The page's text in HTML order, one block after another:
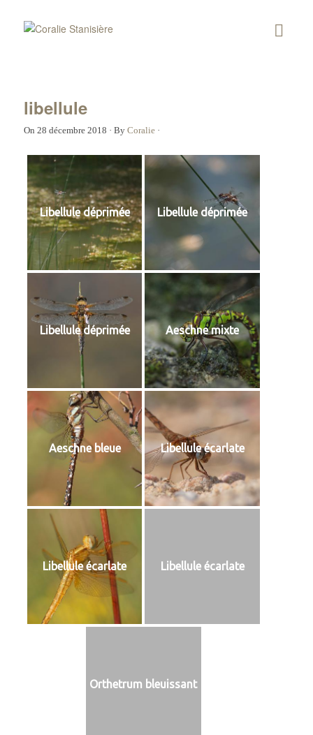
libellule
On 28 décembre 2018 · By Coralie·
Libellule déprimée Libellule déprimée
Libellule déprimée Aeschne mixte
Aeschne bleue Libellule écarlate
Libellule écarlate Libellule écarlate
Orthetrum bleuissant